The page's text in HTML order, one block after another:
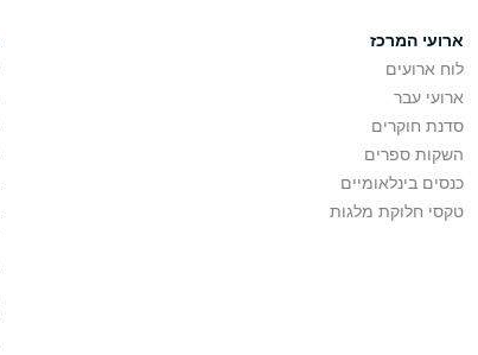
ארועי המרכז
לוח ארועים
ארועי עבר
סדנת חוקרים
השקות ספרים
כנסים בינלאומיים
טקסי חלוקת מלגות